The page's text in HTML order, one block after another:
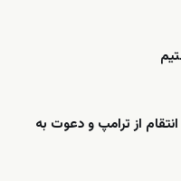
از ترامپ و دعوت به